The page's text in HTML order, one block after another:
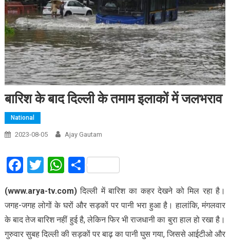
बारिश के बाद दिल्ली के तमाम इलाकों में जलभराव
National
2023-08-05 Ajay Gautam
Facebook
TwitterWhatsApp
Share
(www.arya-tv.com)दिल्ली में बारिश का कहर देखने को मिल रहा है।
जगह-जगह लोगों के घरों और सड़कों पर पानी भरा हुआ है। हालांकि, मंगलवार
के बाद तेज बारिश नहीं हुई है, लेकिन फिर भी राजधानी का बुरा हाल हो रखा है।
गुरुवार सुबह दिल्ली की सड़कों पर बाढ़ का पानी घुस गया, जिससे आईटीओ और